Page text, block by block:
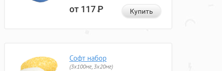
от 117Р Купить
Софт набор
(3x100мг, 3x20мг)